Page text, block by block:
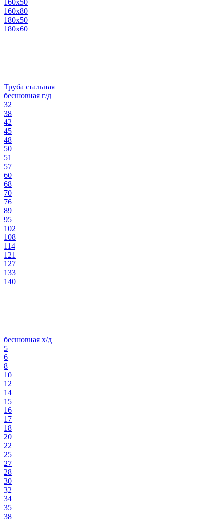
160х50
160х80
180х50
180х60
Труба стальная
бесшовная г/д
32
38
42
45
48
50
51
57
60
68
70
76
89
95
102
108
114
121
127
133
140
бесшовная х/д
5
6
8
10
12
14
15
16
17
18
20
22
25
27
28
30
32
34
35
38